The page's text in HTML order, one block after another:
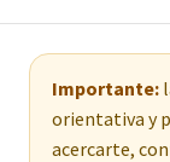
Importante:
orientativa y
acercarte,